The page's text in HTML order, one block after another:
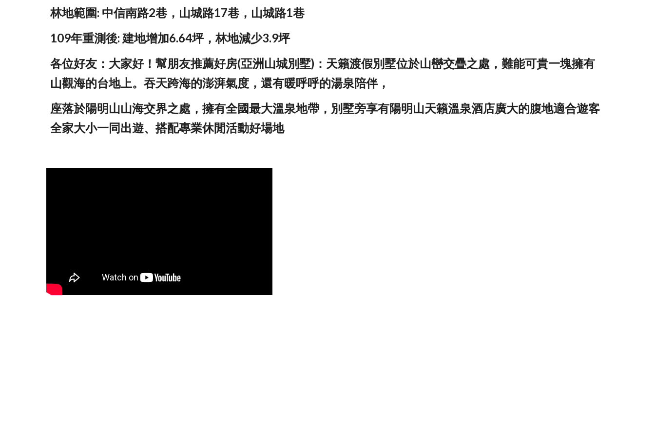
林地範圍: 中信南路2巷，山城路17巷，山城路1巷
109年重測後: 建地增加6.64坪，林地減少3.9坪
各位好友：大家好！幫朋友推薦好房(亞洲山城別墅)：天籟渡假別墅位於山巒交疊之處，難能可貴一塊擁有
山觀海的台地上。吞天跨海的澎湃氣度，還有暖呼呼的湯泉陪伴，
座落於陽明山山海交界之處，擁有全國最大溫泉地帶，別墅旁享有陽明山天籟溫泉酒店廣大的腹地適合遊客
全家大小一同出遊、搭配專業休閒活動好場地